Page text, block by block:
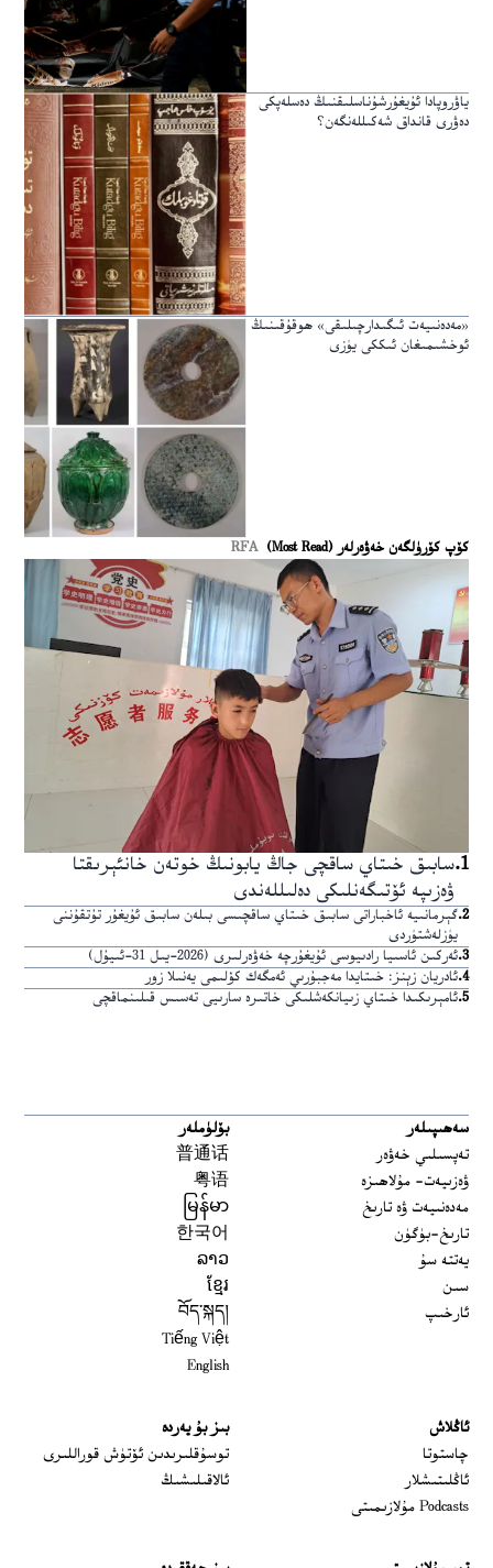
ياۋروپادا ئۇيغۇرشۇناسلىقنىڭ دەسلەپكى
دەۋرى قانداق شەكىللەنگەن؟
«مەدەنىيەت ئىگىدارچىلىقى» ھوقۇقىنىڭ
ئوخشىمىغان ئىككى يۈزى
كۆپ كۆرۈلگەن خەۋەرلەر (Most Read) RFA
1
.سابىق خىتاي ساقچى جاڭ يابونىڭ خوتەن خانئېرىقتا
ۋەزىپە ئۆتىگەنلىكى دەلىللەندى
2
.گېرمانىيە ئاخباراتى سابىق خىتاي ساقچىسى بىلەن سابىق ئۇيغۇر تۇتقۇننى
يۈزلەشتۈردى
3
.ئەركىن ئاسىيا رادىيوسى ئۇيغۇرچە خەۋەرلىرى (2026-يىل 31-ئىيۇل)
4
.ئادريان زېنز: خىتايدا مەجبۇرىي ئەمگەك كۆلىمى يەنىلا زور
5
.ئامېرىكىدا خىتاي زىيانكەشلىكى خاتىرە سارىيى تەسىس قىلىنماقچى
سەھىپىلەر
تەپسىلىي خەۋەر
ۋەزىيەت- مۇلاھىزە
مەدەنىيەت ۋە تارىخ
تارىخ-بۈگۈن
يەتتە سۇ
سىن
ئارخىپ
بۆلۈملەر
普通话
粤语
မြန်မာ
한국어
ລາວ
ខ្មែរ
བོད་སྐད།
Tiếng Việt
English
ئاڭلاش
چاستوتا
ئاڭلىتىشلار
Podcasts مۇلازىمىتى
بىز بۇ يەردە
توسۇقلىرىدىن ئۆتۈش قوراللىرى
ئالاقىلىشىڭ